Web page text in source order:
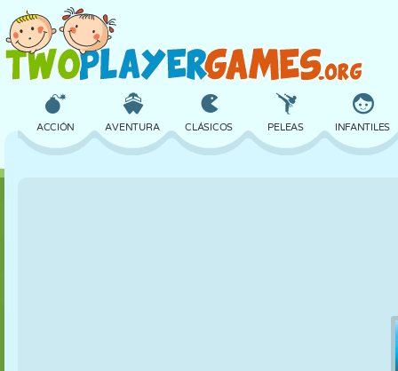
ACCIÓN AVENTURA CLÁSICOS PELEAS INFANTILES